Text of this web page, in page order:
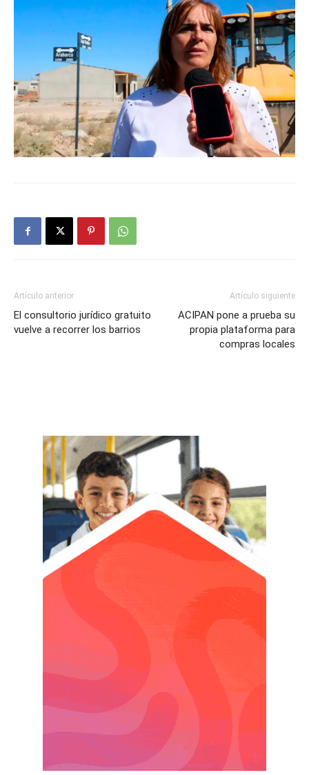
Artículo anterior
El consultorio jurídico gratuito
vuelve a recorrer los barrios
Artículo siguiente
ACIPAN pone a prueba su
propia plataforma para
compras locales